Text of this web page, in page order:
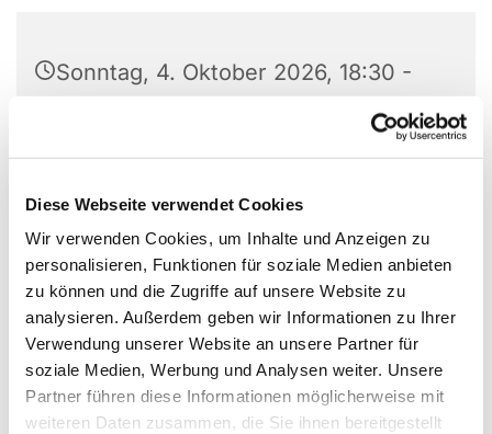
Diese Webseite verwendet Cookies
Wir verwenden Cookies, um Inhalte und Anzeigen zu
personalisieren, Funktionen für soziale Medien anbieten
zu können und die Zugriffe auf unsere Website zu
analysieren. Außerdem geben wir Informationen zu Ihrer
Verwendung unserer Website an unsere Partner für
soziale Medien, Werbung und Analysen weiter. Unsere
Partner führen diese Informationen möglicherweise mit
weiteren Daten zusammen, die Sie ihnen bereitgestellt
Sonntag, 4. Oktober 2026, 18:30 -
Gemeindezentrum
Versöhnungskirche, Preins Feld 8,
44869 Bochum